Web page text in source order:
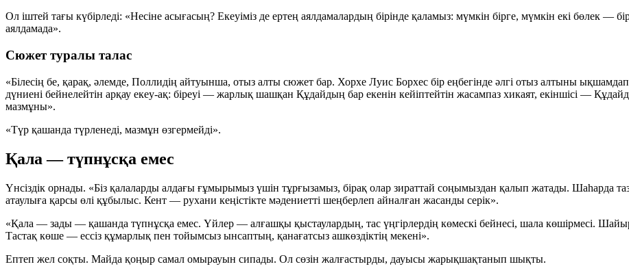
Ол іштей тағы күбірледі: «Несіне асығасың? Екеуіміз де ертең аялдамалардың бірінде қаламыз: мүмкін бірге, мүмкін екі бөлек —
аялдамада».
Сюжет туралы талас
«Білесің бе, қарақ, әлемде, Поллидің айтуынша, отыз алты сюжет бар. Хорхе Луис Борхес бір еңбегінде әлгі отыз алтыны
дүниені бейнелейтін арқау екеу-ақ: біреуі — жарлық шашқан Құдайдың бар екенін кейіптейтін жасампаз хикаят, екіншісі —
мазмұны».
«Түр қашанда түрленеді, мазмұн өзгермейді».
Қала — түпнұсқа емес
Үнсіздік орнады. «Біз қалаларды алдағы ғұмырымыз үшін тұрғызамыз, бірақ олар зираттай соңымыздан қалып жатады. Шаһарда
атаулыға қарсы өлі құбылыс. Кент — рухани кеңістікте мәдениетті шеңберлеп айналған жасанды серік».
«Қала — зады — қашанда түпнұсқа емес. Үйлер — алғашқы қыстаулардың, тас үңгірлердің көмескі бейнесі, шала көшірмесі.
Тастақ көше — ессіз құмарлық пен тойымсыз ынсаптың, қанағатсыз ашкөздіктің мекені».
Ептеп жел соқты. Майда қоңыр самал омырауын сипады. Ол сөзін жалғастырды, дауысы жарықшақтанып шықты.